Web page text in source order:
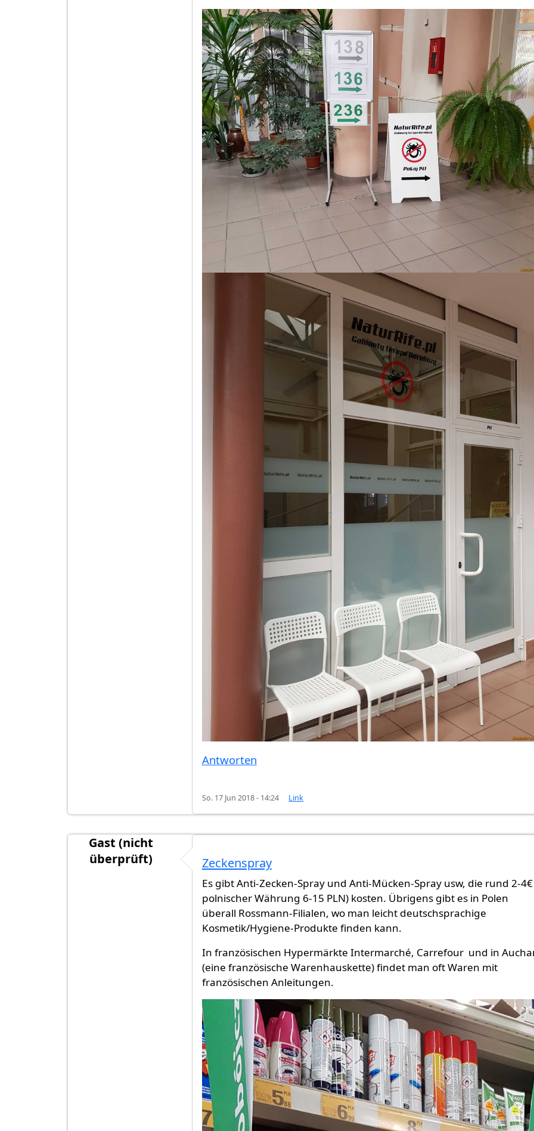
Antworten
So. 17 Jun 2018 - 14:24 Link
Gast (nicht
überprüft)
Zeckenspray
Es gibt Anti-Zecken-Spray und Anti-Mücken-Spray usw, die rund 2-
polnischer Währung 6-15 PLN) kosten. Übrigens gibt es in Polen
überall Rossmann-Filialen, wo man leicht deutschsprachige
Kosmetik/Hygiene-Produkte finden kann.
In französischen Hypermärkte Intermarché, Carrefour und in
(eine französische Warenhauskette) findet man oft Waren mit
französischen Anleitungen.